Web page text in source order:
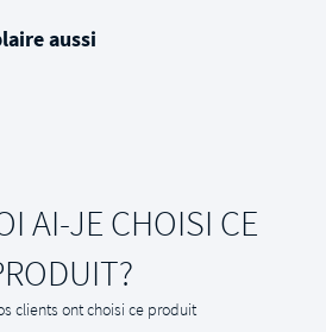
aussi
AI-JE CHOISI CE
clients ont choisi ce produit